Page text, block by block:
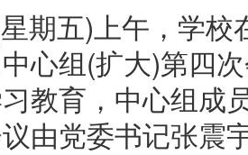
期五)上午，学
心组(扩大)第四
教育，中心组成
由党委书记张震